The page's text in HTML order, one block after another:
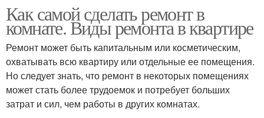
Как самой сделать ремонт в
комнате. Виды ремонта в квартире
Ремонт может быть капитальным или косметическим,
охватывать всю квартиру или отдельные ее помещения.
Но следует знать, что ремонт в некоторых помещениях
может стать более трудоемок и потребует больших
затрат и сил, чем работы в других комнатах.